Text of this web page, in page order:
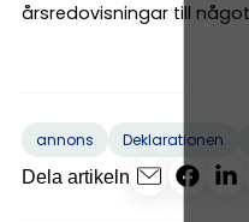
årsredovisningar till
annons Deklarationen
Dela artikeln